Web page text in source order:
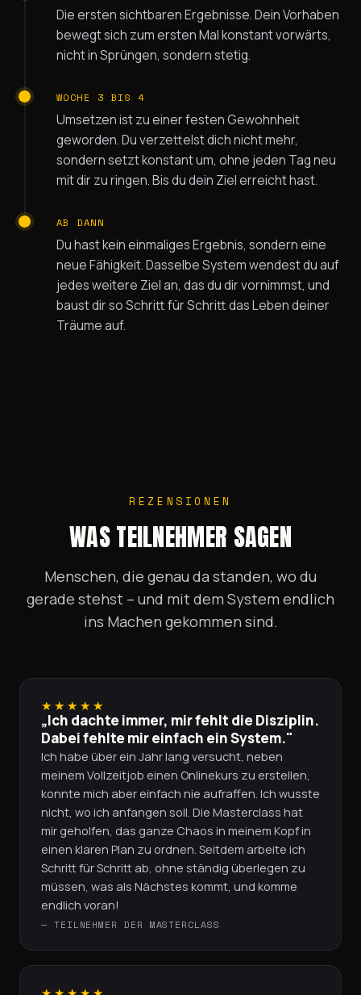
Die ersten sichtbaren Ergebnisse. Dein Vorhaben
bewegt sich zum ersten Mal konstant vorwärts,
nicht in Sprüngen, sondern stetig.
WOCHE 3 BIS 4
Umsetzen ist zu einer festen Gewohnheit
geworden. Du verzettelst dich nicht mehr,
sondern setzt konstant um, ohne jeden Tag neu
mit dir zu ringen. Bis du dein Ziel erreicht hast.
AB DANN
Du hast kein einmaliges Ergebnis, sondern eine
neue Fähigkeit. Dasselbe System wendest du auf
jedes weitere Ziel an, das du dir vornimmst, und
baust dir so Schritt für Schritt das Leben deiner
Träume auf.
REZENSIONEN
WAS TEILNEHMER SAGEN
Menschen, die genau da standen, wo du
gerade stehst – und mit dem System endlich
ins Machen gekommen sind.
★★★★★
„Ich dachte immer, mir fehlt die Disziplin.
Dabei fehlte mir einfach ein System."
Ich habe über ein Jahr lang versucht, neben
meinem Vollzeitjob einen Onlinekurs zu erstellen,
konnte mich aber einfach nie aufraffen. Ich wusste
nicht, wo ich anfangen soll. Die Masterclass hat
mir geholfen, das ganze Chaos in meinem Kopf in
einen klaren Plan zu ordnen. Seitdem arbeite ich
Schritt für Schritt ab, ohne ständig überlegen zu
müssen, was als Nächstes kommt, und komme
endlich voran!
— TEILNEHMER DER MASTERCLASS